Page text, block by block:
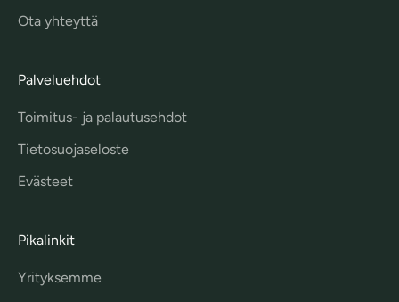
Ota yhteyttä
Palveluehdot
Toimitus- ja palautusehdot
Tietosuojaseloste
Evästeet
Pikalinkit
Yrityksemme